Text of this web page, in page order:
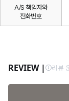
A/S 책임자와
전화번호